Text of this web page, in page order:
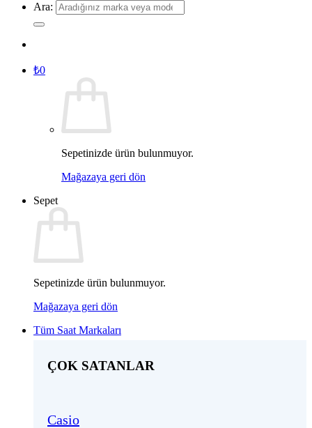
Ara:
₺0
Sepetinizde ürün bulunmuyor.
Mağazaya geri dön
Sepet
Sepetinizde ürün bulunmuyor.
Mağazaya geri dön
Tüm Saat Markaları
ÇOK SATANLAR
Casio